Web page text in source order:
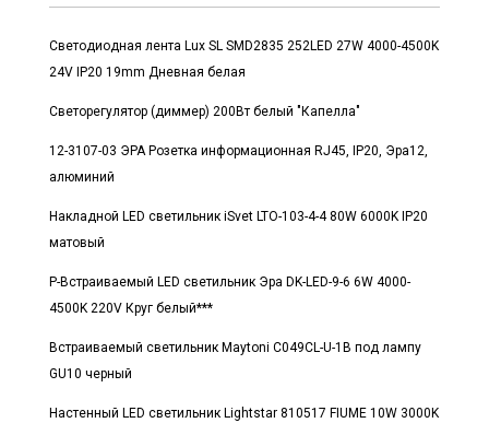
Светодиодная лента Lux SL SMD2835 252LED 27W 4000-4500K
24V IP20 19mm Дневная белая
Светорегулятор (диммер) 200Вт белый "Капелла"
12-3107-03 ЭРА Розетка информационная RJ45, IP20, Эра12,
алюминий
Накладной LED светильник iSvet LTO-103-4-4 80W 6000K IP20
матовый
Р-Встраиваемый LED светильник Эра DK-LED-9-6 6W 4000-
4500K 220V Круг белый***
Встраиваемый светильник Maytoni C049CL-U-1B под лампу
GU10 черный
Настенный LED светильник Lightstar 810517 FIUME 10W 3000K